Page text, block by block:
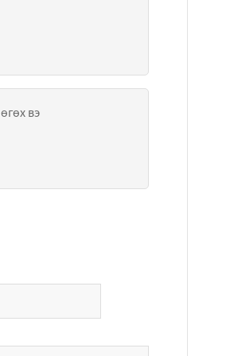
сайн бна уу энэ дууныхаа панаграммыг өгөөч урлагийн үзлэг болох гээд хэдээр өгөх вэ